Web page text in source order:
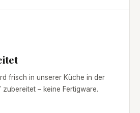
frisch in unserer Küche in der
zubereitet – keine Fertigware.